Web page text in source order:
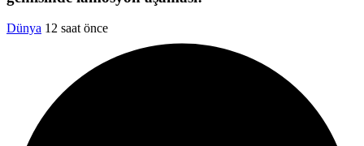
Dünya 12 saat önce